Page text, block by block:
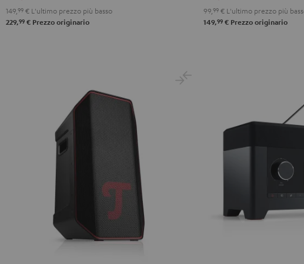
BlackWhiteBlue
149, 99 € L'ultimo prezzo più basso
229,99 € Prezzo originario
RossoBlack
99, 99 € L'ultimo prezzo più
149,99 € Prezzo originario